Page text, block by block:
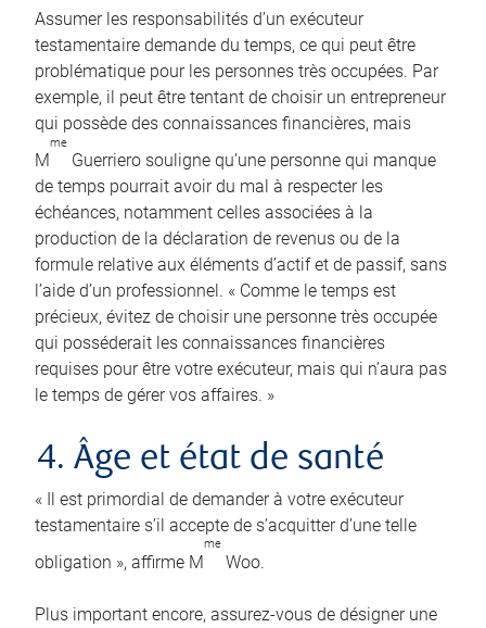
Assumer les responsabilités d’un exécuteur
testamentaire demande du temps, ce qui peut être
problématique pour les personnes très occupées. Par
exemple, il peut être tentant de choisir un entrepreneur
qui possède des connaissances financières, mais
M
me
Guerriero souligne qu’une personne qui manque
de temps pourrait avoir du mal à respecter les
échéances, notamment celles associées à la
production de la déclaration de revenus ou de la
formule relative aux éléments d’actif et de passif, sans
l’aide d’un professionnel. « Comme le temps est
précieux, évitez de choisir une personne très occupée
qui posséderait les connaissances financières
requises pour être votre exécuteur, mais qui n’aura pas
le temps de gérer vos affaires. »
4. Âge et état de santé
« Il est primordial de demander à votre exécuteur
testamentaire s’il accepte de s’acquitter d’une telle
obligation », affirme M
me
Woo.
Plus important encore, assurez-vous de désigner une